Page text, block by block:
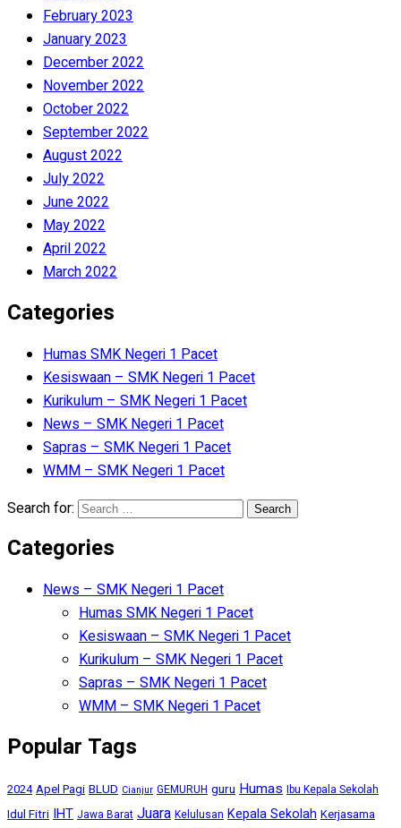
February 2023
January 2023
December 2022
November 2022
October 2022
September 2022
August 2022
July 2022
June 2022
May 2022
April 2022
March 2022
Categories
Humas SMK Negeri 1 Pacet
Kesiswaan – SMK Negeri 1 Pacet
Kurikulum – SMK Negeri 1 Pacet
News – SMK Negeri 1 Pacet
Sapras – SMK Negeri 1 Pacet
WMM – SMK Negeri 1 Pacet
Search for:
Categories
News – SMK Negeri 1 Pacet
Humas SMK Negeri 1 Pacet
Kesiswaan – SMK Negeri 1 Pacet
Kurikulum – SMK Negeri 1 Pacet
Sapras – SMK Negeri 1 Pacet
WMM – SMK Negeri 1 Pacet
Popular Tags
2024 Apel Pagi BLUD Cianjur GEMURUH guru Humas Ibu Kepala Sekolah
Idul Fitri IHT Jawa Barat Juara Kelulusan Kepala Sekolah Kerjasama